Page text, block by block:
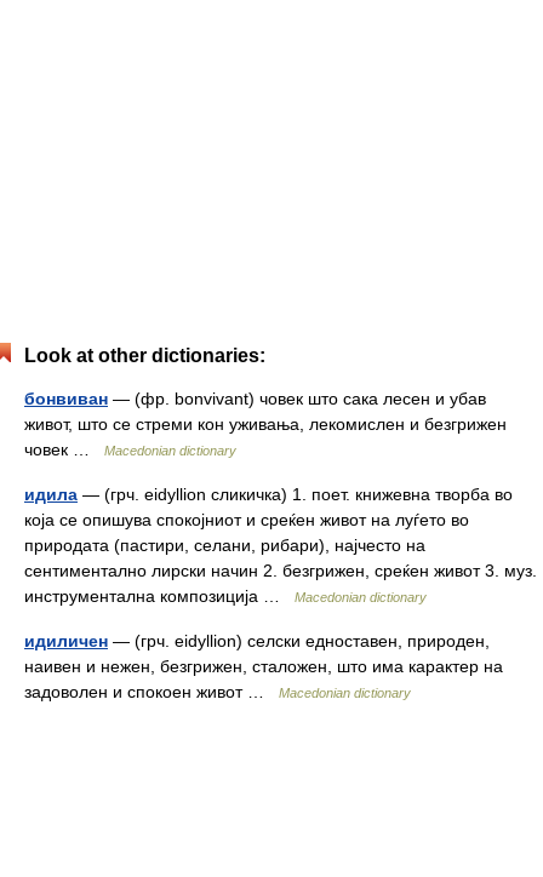
Look at other dictionaries:
бонвиван — (фр. bonvivant) човек што сака лесен и убав
живот, што се стреми кон уживања, лекомислен и безгрижен
човек …
Macedonian dictionary
идила — (грч. eidyllion сликичка) 1. поет. книжевна творба во
која се опишува спокојниот и среќен живот на луѓето во
природата (пастири, селани, рибари), најчесто на
сентиментално лирски начин 2. безгрижен, среќен живот 3. муз.
инструментална композиција …
Macedonian dictionary
идиличен — (грч. eidyllion) селски едноставен, природен,
наивен и нежен, безгрижен, сталожен, што има карактер на
задоволен и спокоен живот …
Macedonian dictionary